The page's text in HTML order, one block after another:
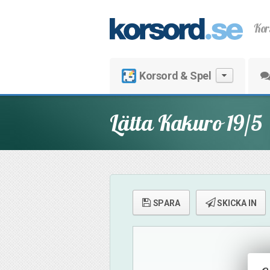
Korsord & Spel
Lätta Kakuro 19/5
SPARA SKICKA IN